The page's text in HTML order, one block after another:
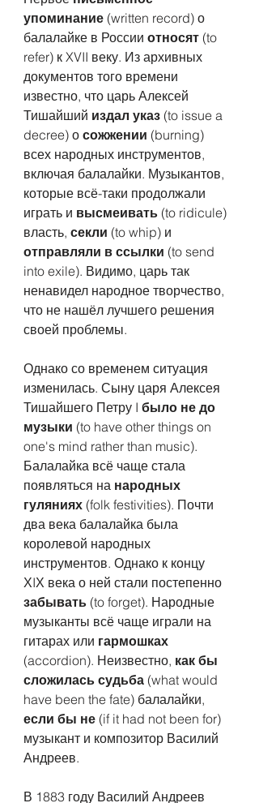
упоминание (written record) о
балалайке в России относят (to
refer) к XVII веку. Из архивных
документов того времени
известно, что царь Алексей
Тишайший издал указ (to issue a
decree) о сожжении (burning)
всех народных инструментов,
включая балалайки. Музыкантов,
которые всё-таки продолжали
играть и высмеивать (to ridicule)
власть, секли (to whip) и
отправляли в ссылки (to send
into exile). Видимо, царь так
ненавидел народное творчество,
что не нашёл лучшего решения
своей проблемы.
Однако со временем ситуация
изменилась. Сыну царя Алексея
Тишайшего Петру I было не до
музыки (to have other things on
one's mind rather than music).
Балалайка всё чаще стала
появляться на народных
гуляниях (folk festivities). Почти
два века балалайка была
королевой народных
инструментов. Однако к концу
ХIХ века о ней стали постепенно
забывать (to forget). Народные
музыканты всё чаще играли на
гитарах или гармошках
(accordion). Неизвестно, как бы
сложилась судьба (what would
have been the fate) балалайки,
если бы не (if it had not been for)
музыкант и композитор Василий
Андреев.
В 1883 году Василий Андреев